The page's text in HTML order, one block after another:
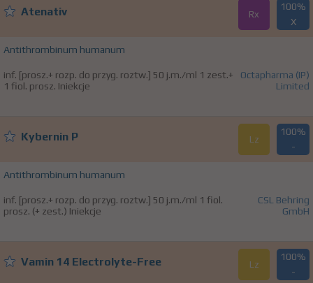
Atenativ Rx
100%
X
Antithrombinum humanum
inf. [prosz.+ rozp. do przyg. roztw.] 50 j.m./ml 1 zest.+
1 fiol. prosz. Iniekcje
Octapharma (IP)
Limited
Kybernin P Lz
100%
-
Antithrombinum humanum
inf. [prosz.+ rozp. do przyg. roztw.] 50 j.m./ml 1 fiol.
prosz. (+ zest.) Iniekcje
CSL Behring
GmbH
Vamin 14 Electrolyte-Free Lz
100%
-